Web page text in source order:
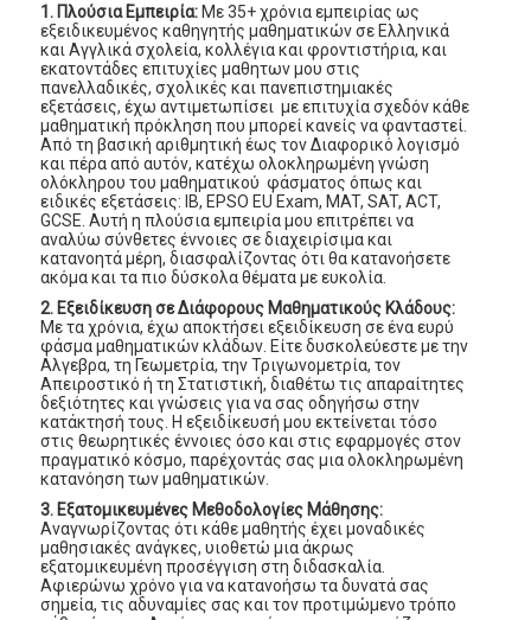
1. Πλούσια Εμπειρία: Με 35+ χρόνια εμπειρίας ως
εξειδικευμένος καθηγητής μαθηματικών σε Ελληνικά
και Αγγλικά σχολεία, κολλέγια και φροντιστήρια, και
εκατοντάδες επιτυχίες μαθητων μου στις
πανελλαδικές, σχολικές και πανεπιστημιακές
εξετάσεις, έχω αντιμετωπίσει με επιτυχία σχεδόν κάθε
μαθηματική πρόκληση που μπορεί κανείς να φανταστεί.
Από τη βασική αριθμητική έως τον Διαφορικό λογισμό
και πέρα από αυτόν, κατέχω ολοκληρωμένη γνώση
ολόκληρου του μαθηματικού φάσματος όπως και
ειδικές εξετάσεις: IB, EPSO EU Exam, MAT, SAT, ACT,
GCSE. Αυτή η πλούσια εμπειρία μου επιτρέπει να
αναλύω σύνθετες έννοιες σε διαχειρίσιμα και
κατανοητά μέρη, διασφαλίζοντας ότι θα κατανοήσετε
ακόμα και τα πιο δύσκολα θέματα με ευκολία.
2. Εξειδίκευση σε Διάφορους Μαθηματικούς Κλάδους:
Με τα χρόνια, έχω αποκτήσει εξειδίκευση σε ένα ευρύ
φάσμα μαθηματικών κλάδων. Είτε δυσκολεύεστε με την
Αλγεβρα, τη Γεωμετρία, την Τριγωνομετρία, τον
Απειροστικό ή τη Στατιστική, διαθέτω τις απαραίτητες
δεξιότητες και γνώσεις για να σας οδηγήσω στην
κατάκτησή τους. Η εξειδίκευσή μου εκτείνεται τόσο
στις θεωρητικές έννοιες όσο και στις εφαρμογές στον
πραγματικό κόσμο, παρέχοντάς σας μια ολοκληρωμένη
κατανόηση των μαθηματικών.
3. Εξατομικευμένες Μεθοδολογίες Μάθησης:
Αναγνωρίζοντας ότι κάθε μαθητής έχει μοναδικές
μαθησιακές ανάγκες, υιοθετώ μια άκρως
εξατομικευμένη προσέγγιση στη διδασκαλία.
Αφιερώνω χρόνο για να κατανοήσω τα δυνατά σας
σημεία, τις αδυναμίες σας και τον προτιμώμενο τρόπο